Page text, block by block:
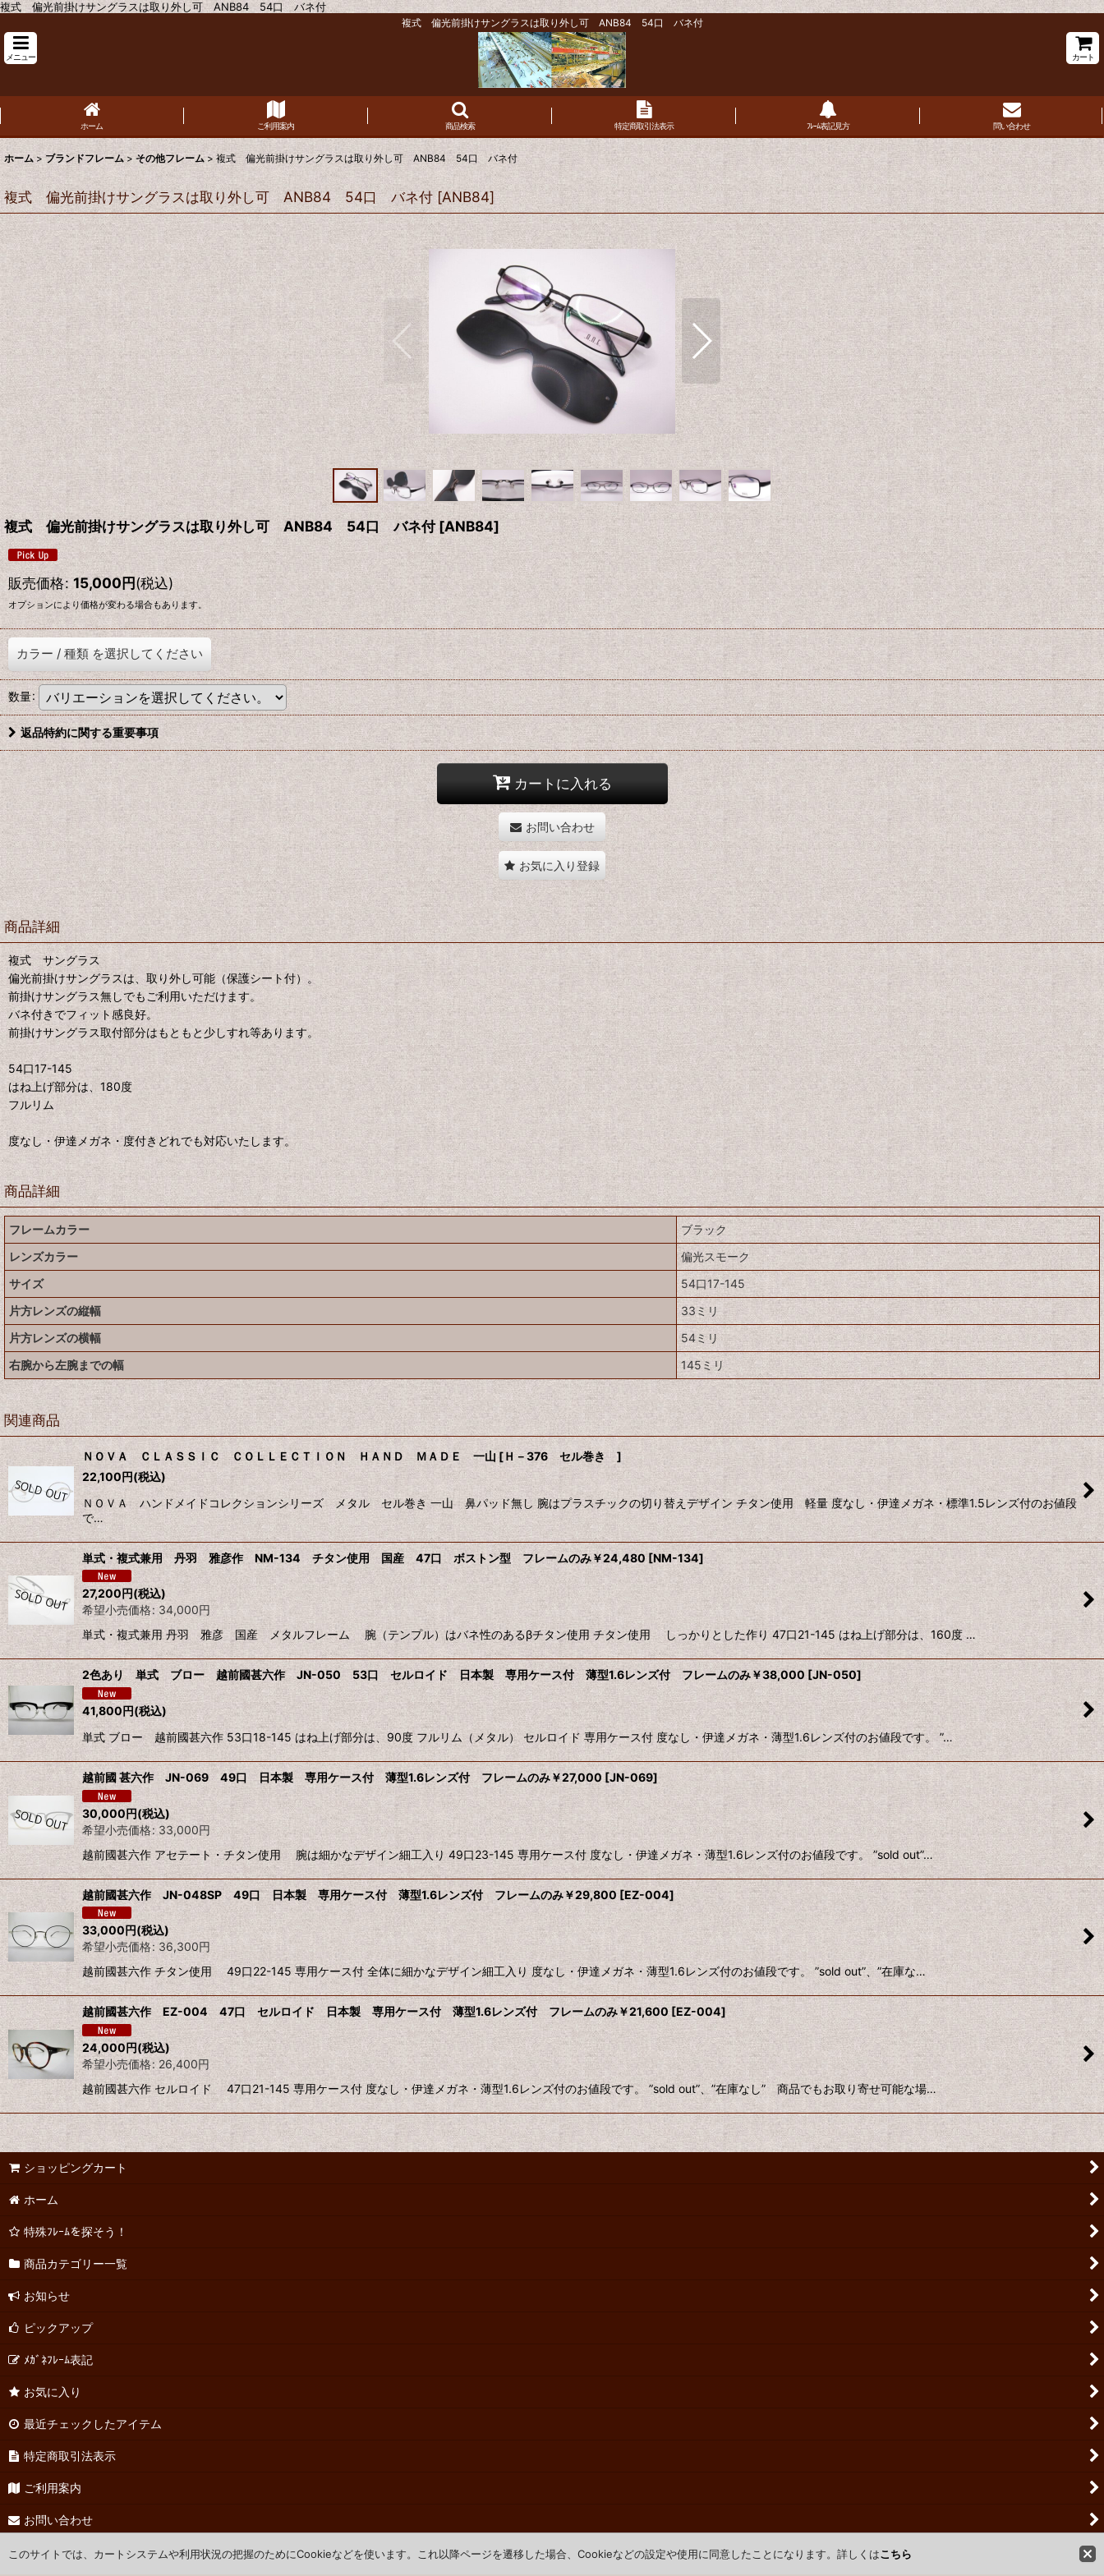
複式 偏光前掛けサングラスは取り外し可 ANB84 54口 バネ付
複式 偏光前掛けサングラスは取り外し可 ANB84 54口 バネ付
メニュー カート
ホーム ご利用案内 商品検索 特定商取引法表示 ﾌﾚｰﾑ表記見方 問い合わせ
ホーム > ブランドフレーム > その他フレーム > 複式 偏光前掛けサングラスは取り外し可 ANB84 54口 バネ付
複式 偏光前掛けサングラスは取り外し可 ANB84 54口 バネ付 [ANB84]
複式 偏光前掛けサングラスは取り外し可 ANB84 54口 バネ付[ANB84]
販売価格: 15,000円(税込)
オプションにより価格が変わる場合もあります。
カラー / 種類 を選択してください
数量:
返品特約に関する重要事項
カートに入れる
お問い合わせ
お気に入り登録
商品詳細
複式 サングラス
偏光前掛けサングラスは、取り外し可能（保護シート付）。
前掛けサングラス無しでもご利用いただけます。
バネ付きでフィット感良好。
前掛けサングラス取付部分はもともと少しすれ等あります。
54口17-145
はね上げ部分は、180度
フルリム
度なし・伊達メガネ・度付きどれでも対応いたします。
商品詳細
フレームカラー
ブラック
レンズカラー
偏光スモーク
サイズ
54口17-145
片方レンズの縦幅
33ミリ
片方レンズの横幅
54ミリ
右腕から左腕までの幅
145ミリ
関連商品
ＮＯＶＡ ＣＬＡＳＳＩＣ ＣＯＬＬＥＣＴＩＯＮ ＨＡＮＤ ＭＡＤＥ 一山 [Ｈ－376 セル巻き ]
22,100円(税込)
ＮＯＶＡ ハンドメイドコレクションシリーズ メタル セル巻き 一山 鼻パッド無し 腕はプラスチックの切り替えデザイン チタン使用 軽量 度なし・伊達メガネ・標準1.5レンズ付のお値段
で…
単式・複式兼用 丹羽 雅彦作 NM-134 チタン使用 国産 47口 ボストン型 フレームのみ￥24,480 [NM-134]
27,200円(税込)
希望小売価格: 34,000円
単式・複式兼用 丹羽 雅彦 国産 メタルフレーム 腕（テンプル）はバネ性のあるβチタン使用 チタン使用 しっかりとした作り 47口21-145 はね上げ部分は、160度 …
2色あり 単式 ブロー 越前國甚六作 JN-050 53口 セルロイド 日本製 専用ケース付 薄型1.6レンズ付 フレームのみ￥38,000 [JN-050]
41,800円(税込)
単式 ブロー 越前國甚六作 53口18-145 はね上げ部分は、90度 フルリム（メタル） セルロイド 専用ケース付 度なし・伊達メガネ・薄型1.6レンズ付のお値段です。 ”…
越前國 甚六作 JN-069 49口 日本製 専用ケース付 薄型1.6レンズ付 フレームのみ￥27,000 [JN-069]
30,000円(税込)
希望小売価格: 33,000円
越前國甚六作 アセテート・チタン使用 腕は細かなデザイン細工入り 49口23-145 専用ケース付 度なし・伊達メガネ・薄型1.6レンズ付のお値段です。 ”sold out”…
越前國甚六作 JN-048SP 49口 日本製 専用ケース付 薄型1.6レンズ付 フレームのみ￥29,800 [EZ-004]
33,000円(税込)
希望小売価格: 36,300円
越前國甚六作 チタン使用 49口22-145 専用ケース付 全体に細かなデザイン細工入り 度なし・伊達メガネ・薄型1.6レンズ付のお値段です。 ”sold out”、”在庫な…
越前國甚六作 EZ-004 47口 セルロイド 日本製 専用ケース付 薄型1.6レンズ付 フレームのみ￥21,600 [EZ-004]
24,000円(税込)
希望小売価格: 26,400円
越前國甚六作 セルロイド 47口21-145 専用ケース付 度なし・伊達メガネ・薄型1.6レンズ付のお値段です。 ”sold out”、”在庫なし” 商品でもお取り寄せ可能な場…
ショッピングカート
ホーム
特殊ﾌﾚｰﾑを探そう！
商品カテゴリー一覧
お知らせ
ピックアップ
ﾒｶﾞﾈﾌﾚｰﾑ表記
お気に入り
最近チェックしたアイテム
特定商取引法表示
ご利用案内
お問い合わせ
このサイトでは、カートシステムや利用状況の把握のためにCookieなどを使います。これ以降ページを遷移した場合、Cookieなどの設定や使用に同意したことになります。詳しくはこちら